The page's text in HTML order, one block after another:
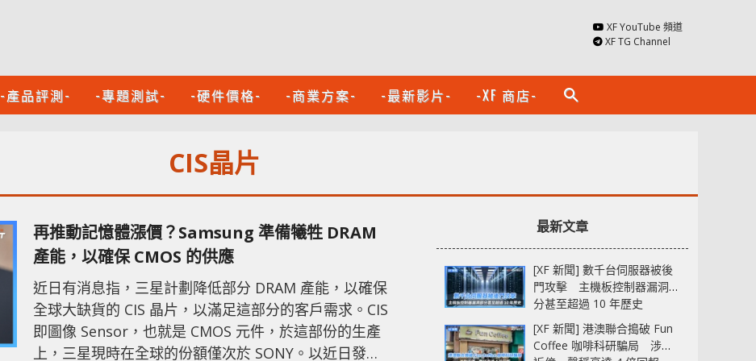
XF YouTube 頻道
XF TG Channel
-產品評測- -專題測試- -硬件價格- -商業方案- -最新影片- -XF 商店- search
CIS晶片
再推動記憶體漲價？Samsung 準備犧牲 DRAM
產能，以確保 CMOS 的供應
近日有消息指，三星計劃降低部分 DRAM 產能，以確保
全球大缺貨的 CIS 晶片，以滿足這部分的客戶需求。CIS
即圖像 Sensor，也就是 CMOS 元件，於這部份的生產
上，三星現時在全球的份額僅次於 SONY。以近日發佈
最新文章
[XF 新聞] 數千台伺服器被後
門攻擊 主機板控制器漏洞部
分甚至超過 10 年歷史
[XF 新聞] 港澳聯合搗破 Fun
Coffee 咖啡科研騙局 涉款